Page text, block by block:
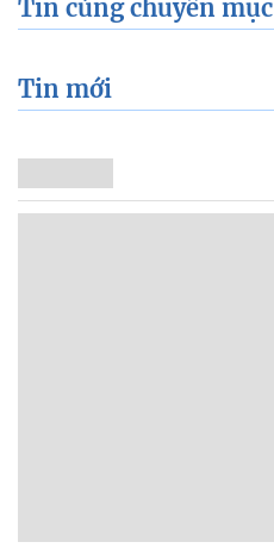
Tin cùng chuyên mục
Tin mới